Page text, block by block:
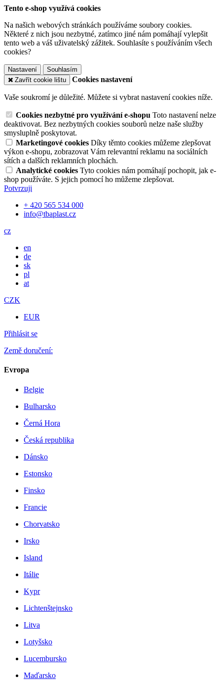
Tento e-shop využívá cookies
Na našich webových stránkách používáme soubory cookies.
Některé z nich jsou nezbytné, zatímco jiné nám pomáhají vylepšit
tento web a váš uživatelský zážitek. Souhlasíte s používáním všech
cookies?
Nastavení
Souhlasím
Zavřít cookie lištu
Cookies nastavení
Vaše soukromí je důležité. Můžete si vybrat nastavení cookies níže.
Cookies nezbytné pro využívání e-shopu Toto nastavení nelze
deaktivovat. Bez nezbytných cookies souborů nelze naše služby
smysluplně poskytovat.
Marketingové cookies Díky těmto cookies můžeme zlepšovat
výkon e-shopu, zobrazovat Vám relevantní reklamu na sociálních
sítích a dalších reklamních plochách.
Analytické cookies Tyto cookies nám pomáhají pochopit, jak e-
shop používáte. S jejich pomocí ho můžeme zlepšovat.
Potvrzuji
+ 420 565 534 000
info@tbaplast.cz
cz
en
de
sk
pl
at
CZK
EUR
Přihlásit se
Země doručení:
Evropa
Belgie
Bulharsko
Černá Hora
Česká republika
Dánsko
Estonsko
Finsko
Francie
Chorvatsko
Irsko
Island
Itálie
Kypr
Lichtenštejnsko
Litva
Lotyšsko
Lucembursko
Maďarsko